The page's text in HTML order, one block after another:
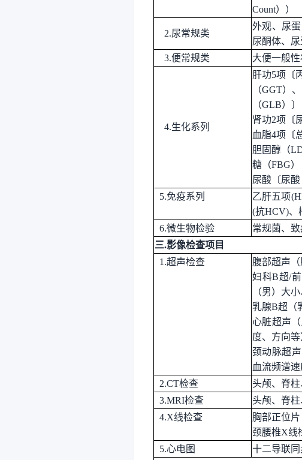
Count））
2.尿常规类
外观、尿
尿酮体、
3.便常规类
大便一般
4.生化系列
肝功5项〔
（GGT）
（GLB）〕
肾功2项〔
血脂4项〔
胆固醇（
糖（FBG）
尿酸〔尿酸
5.免疫系列
乙肝五项
(抗HCV)、
6.微生物检验
常规菌、
三.影像检查项目
1.超声检查
腹部超声（
妇科B超/
（男）大
乳腺B超（
心脏超声（
度、方向等
颈动脉超声
血流频谱
2.CT检查
头颅、脊
3.MRI检查
头颅、脊
4.X线检查
胸部正位片
颈腰椎X线
5.心电图
十二导联同